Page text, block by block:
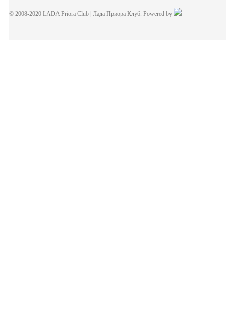
© 2008-2020 LADA Priora Club | Лада Приора Клуб. Powered by